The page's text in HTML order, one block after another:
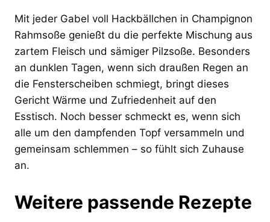
Mit jeder Gabel voll Hackbällchen in Champignon
Rahmsoße genießt du die perfekte Mischung aus
zartem Fleisch und sämiger Pilzsoße. Besonders
an dunklen Tagen, wenn sich draußen Regen an
die Fensterscheiben schmiegt, bringt dieses
Gericht Wärme und Zufriedenheit auf den
Esstisch. Noch besser schmeckt es, wenn sich
alle um den dampfenden Topf versammeln und
gemeinsam schlemmen – so fühlt sich Zuhause
an.
Weitere passende Rezepte